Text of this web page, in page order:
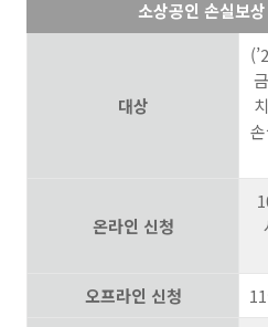
소상공인 손실보
대상
온라인 신청
오프라인 신청